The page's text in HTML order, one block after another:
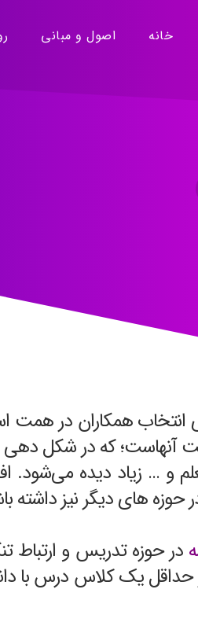
خانه اصول و مبانی
همکاران در همت
که در شکل دهی
و … زیاد دیده
های دیگر نیز داشته
در حوزه تدریس و ارتباط
یک کلاس درس با